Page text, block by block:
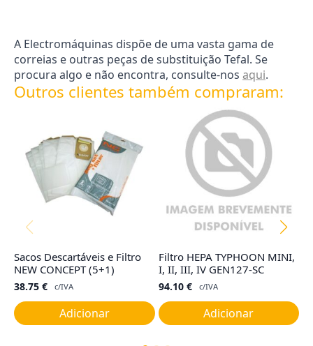
A Electromáquinas dispõe de uma vasta gama de
correias e outras peças de substituição Tefal. Se
procura algo e não encontra, consulte-nos aqui.
Outros clientes também compraram:
Sacos Descartáveis e Filtro
NEW CONCEPT (5+1)
38.75 € c/IVA
Adicionar
Filtro HEPA TYPHOON MINI,
I, II, III, IV GEN127-SC
94.10 € c/IVA
Adicionar